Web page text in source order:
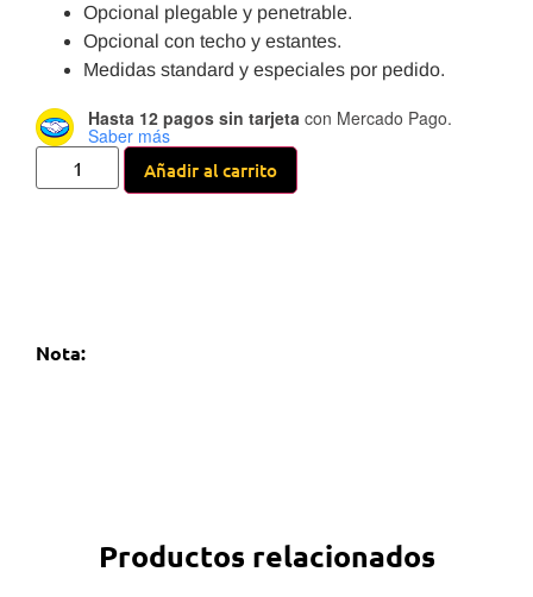
Opcional plegable y penetrable.
Opcional con techo y estantes.
Medidas standard y especiales por pedido.
Hasta 12 pagos sin tarjeta con Mercado Pago.
Saber más
Añadir al carrito
Nota:
Productos relacionados